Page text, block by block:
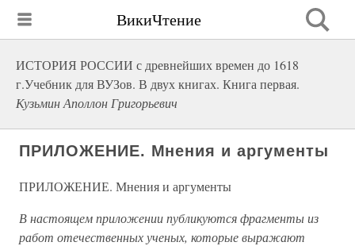
ВикиЧтение
ИСТОРИЯ РОССИИ с древнейших времен до 1618
г.Учебник для ВУЗов. В двух книгах. Книга первая.
Кузьмин Аполлон Григорьевич
ПРИЛОЖЕНИЕ. Мнения и аргументы
ПРИЛОЖЕНИЕ. Мнения и аргументы
В настоящем приложении публикуются фрагменты из
работ отечественных ученых, которые выражают